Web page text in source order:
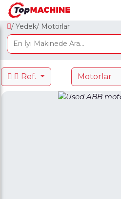
/ Yedek/ Motorlar
Ref. Motorlar